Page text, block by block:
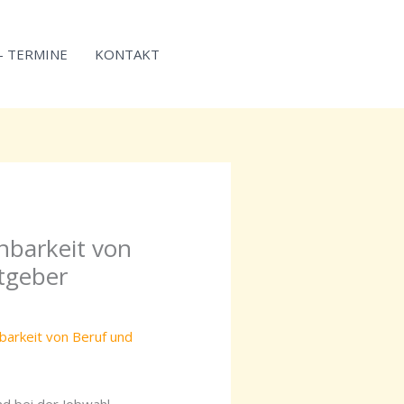
TERMINE KONTAKT
von
von Beruf und